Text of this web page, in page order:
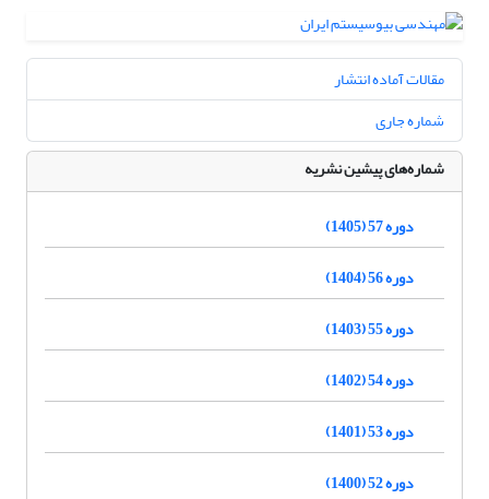
مقالات آماده انتشار
شماره جاری
شماره‌های پیشین نشریه
دوره 57 (1405)
دوره 56 (1404)
دوره 55 (1403)
دوره 54 (1402)
دوره 53 (1401)
دوره 52 (1400)